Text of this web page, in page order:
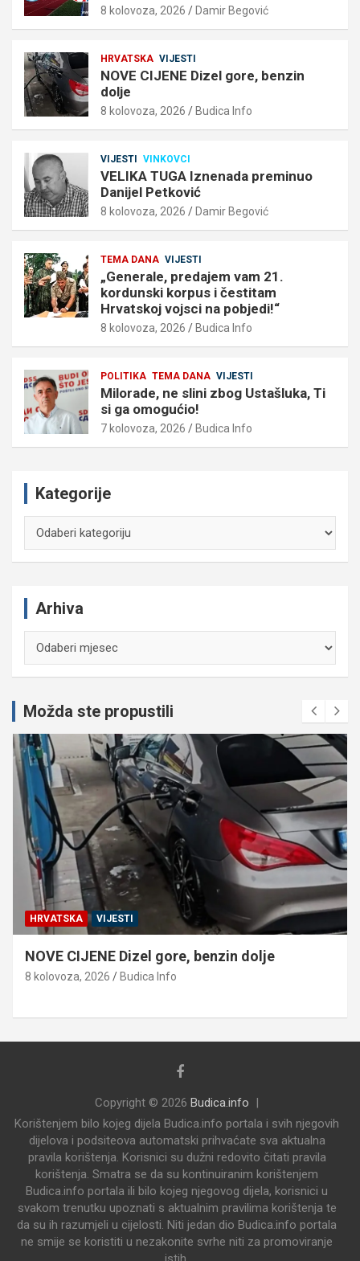
8 kolovoza, 2026 Damir Begović
HRVATSKA VIJESTI
NOVE CIJENE Dizel gore, benzin
dolje
8 kolovoza, 2026 Budica Info
VIJESTI VINKOVCI
VELIKA TUGA Iznenada preminuo
Danijel Petković
8 kolovoza, 2026 Damir Begović
TEMA DANA VIJESTI
„Generale, predajem vam 21.
kordunski korpus i čestitam
Hrvatskoj vojsci na pobjedi!“
8 kolovoza, 2026 Budica Info
POLITIKA TEMA DANA VIJESTI
Milorade, ne slini zbog Ustašluka, Ti
si ga omogućio!
7 kolovoza, 2026 Budica Info
Kategorije
Arhiva
Možda ste propustili
HRVATSKA VIJESTI
NOVE CIJENE Dizel gore, benzin dolje
8 kolovoza, 2026 Budica Info
Copyright © 2026 Budica.info
Korištenjem bilo kojeg dijela Budica.info portala i svih njegovih
dijelova i podsiteova automatski prihvaćate sva aktualna
pravila korištenja. Korisnici su dužni redovito čitati pravila
korištenja. Smatra se da su kontinuiranim korištenjem
Budica.info portala ili bilo kojeg njegovog dijela, korisnici u
svakom trenutku upoznati s aktualnim pravilima korištenja te
da su ih razumjeli u cijelosti. Niti jedan dio Budica.info portala
ne smije se koristiti u nezakonite svrhe niti za promoviranje